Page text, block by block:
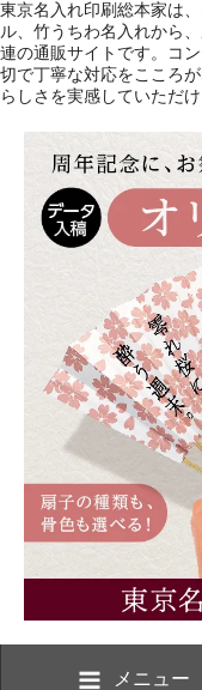
東京名入れ印刷総本家は
ル、竹うちわ名入れから
連の通販サイトです。コ
切で丁寧な対応をこころ
らしさを実感していただ
メニュー